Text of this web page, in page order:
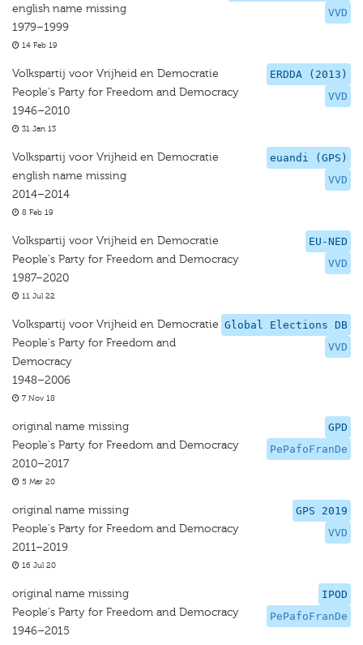
VVD
english name missing
1979–1999
14 Feb 19
ERDDA (2013)
VVD
Volkspartij voor Vrijheid en Democratie
People's Party for Freedom and Democracy
1946–2010
31 Jan 13
euandi (GPS)
VVD
Volkspartij voor Vrijheid en Democratie
english name missing
2014–2014
8 Feb 19
EU-NED
VVD
Volkspartij voor Vrijheid en Democratie
People's Party for Freedom and Democracy
1987–2020
11 Jul 22
Global Elections DB
VVD
Volkspartij voor Vrijheid en Democratie
People's Party for Freedom and
Democracy
1948–2006
7 Nov 18
GPD
PePafoFranDe
original name missing
People's Party for Freedom and Democracy
2010–2017
5 Mar 20
GPS 2019
VVD
original name missing
People's Party for Freedom and Democracy
2011–2019
16 Jul 20
IPOD
PePafoFranDe
original name missing
People's Party for Freedom and Democracy
1946–2015